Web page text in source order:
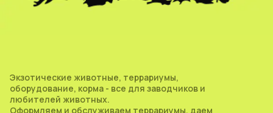
Экзотические животные, террариумы,
оборудование, корма - все для заводчиков и
любителей животных.
Оформляем и обслуживаем террариумы, даем